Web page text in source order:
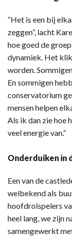
“Het is een bij
zeggen”, lacht
hoe goed de groep
dynamiek. Het
worden.
En sommigen
conservatorium
mensen helpen
Als ik dan zie hoe
veel energie van.”
Onderduiken in
Een van de
welbekend als
hoofdrolspelers
heel lang, we zijn
samengewerkt